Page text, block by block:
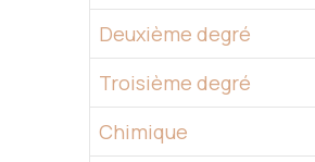
Deuxième degré
Troisième degré
Chimique